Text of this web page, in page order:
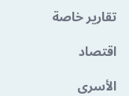
تقارير خاصة
اقتصاد
الأسرى